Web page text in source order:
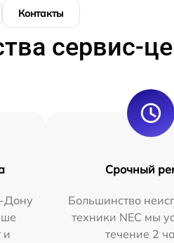
Контакты
сервис-
Дону
и
Срочный
Большинство
техники NEC мы
течение 2